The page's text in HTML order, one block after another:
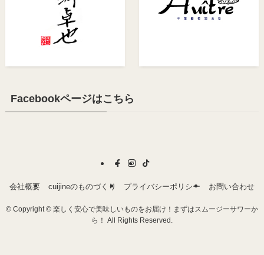
Facebookページはこちら
会社概要 cuijineのものづくり プライバシーポリシー お問い合わせ
© Copyright © 楽しく安心で美味しいものをお届け！まずはスムージーサワーか
ら！ All Rights Reserved.